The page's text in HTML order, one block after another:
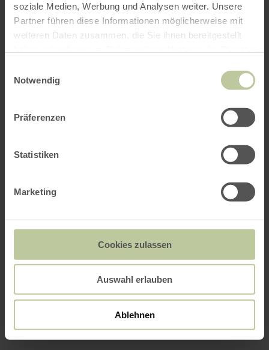
soziale Medien, Werbung und Analysen weiter. Unsere
Partner führen diese Informationen möglicherweise mit
weiteren Daten zusammen, die Sie ihnen bereitgestellt
Notwendig
Präferenzen
Statistiken
Marketing
Cookies zulassen
Auswahl erlauben
Ablehnen